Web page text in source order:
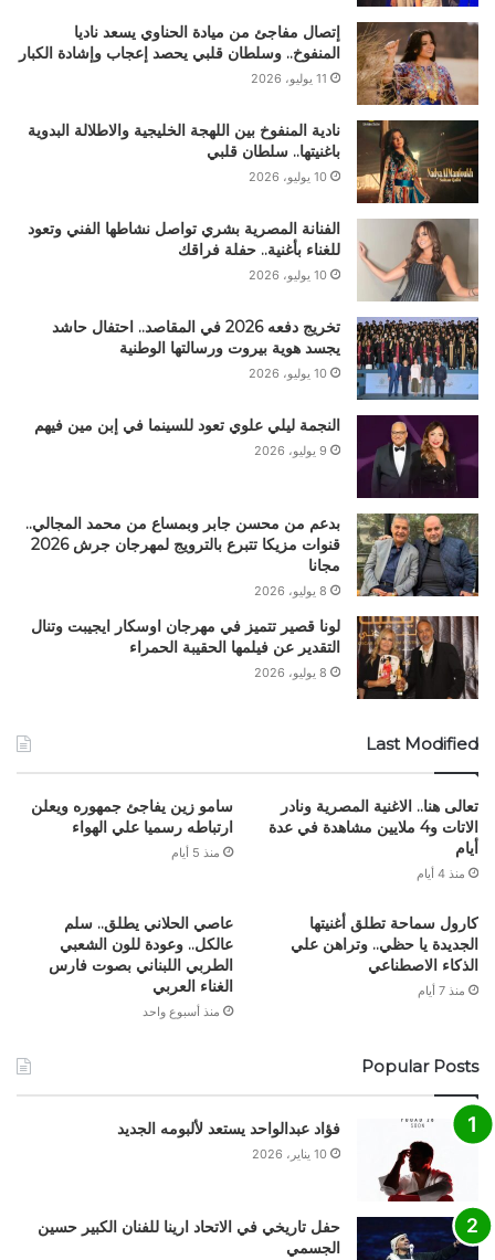
إتصال مفاجئ من ميادة الحناوي يسعد ناديا
المنفوخ.. وسلطان قلبي يحصد إعجاب وإشادة الكبار
11 يوليو، 2026
نادية المنفوخ بين اللهجة الخليجية والاطلالة البدوية
باغنيتها.. سلطان قلبي
10 يوليو، 2026
الفنانة المصرية بشري تواصل نشاطها الفني وتعود
للغناء بأغنية.. حفلة فراقك
10 يوليو، 2026
تخريج دفعه 2026 في المقاصد.. احتفال حاشد
يجسد هوية بيروت ورسالتها الوطنية
10 يوليو، 2026
النجمة ليلي علوي تعود للسينما في إبن مين فيهم
9 يوليو، 2026
بدعم من محسن جابر وبمساع من محمد المجالي..
قنوات مزيكا تتبرع بالترويج لمهرجان جرش 2026
مجانا
8 يوليو، 2026
لونا قصير تتميز في مهرجان اوسكار ايجيبت وتنال
التقدير عن فيلمها الحقيبة الحمراء
8 يوليو، 2026
Last Modified
تعالى هنا.. الاغنية المصرية ونادر
الاتات و4 ملايين مشاهدة في عدة
أيام
منذ 4 أيام
سامو زين يفاجئ جمهوره ويعلن
ارتباطه رسميا علي الهواء
منذ 5 أيام
كارول سماحة تطلق أغنيتها
الجديدة يا حظي.. وتراهن علي
الذكاء الاصطناعي
منذ 7 أيام
عاصي الحلاني يطلق.. سلم
عالكل.. وعودة للون الشعبي
الطربي اللبناني بصوت فارس
الغناء العربي
منذ أسبوع واحد
Popular Posts
فؤاد عبدالواحد يستعد لألبومه الجديد
10 يناير، 2026
حفل تاريخي في الاتحاد ارينا للفنان الكبير حسين
الجسمي